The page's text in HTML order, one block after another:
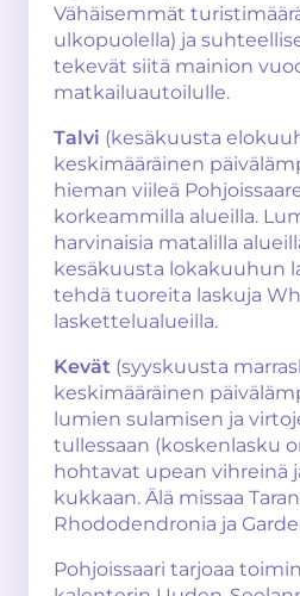
Vähäisemmät
ulkopuolella) ja
tekevät siitä mainion
matkailuautoilulle.
Talvi (kesäkuusta
keskimääräinen
hieman viileä
korkeammilla alueilla.
harvinaisia matalilla
kesäkuusta lokakuuhun
tehdä tuoreita laskuja
laskettelualueilla.
Kevät (syyskuusta
keskimääräinen
lumien sulamisen ja
tullessaan (koskenlasku
hohtavat upean vihreinä
kukkaan. Älä missaa
Rhododendronia ja
Pohjoissaari tarjoaa